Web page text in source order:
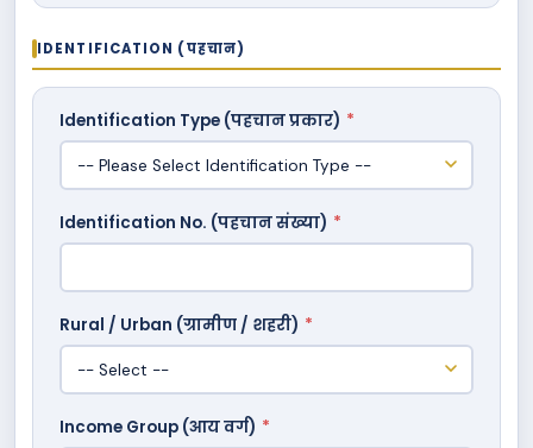
IDENTIFICATION (पहचान)
Identification Type (पहचान प्रकार) *
Identification No. (पहचान संख्या) *
Rural / Urban (ग्रामीण / शहरी) *
Income Group (आय वर्ग) *